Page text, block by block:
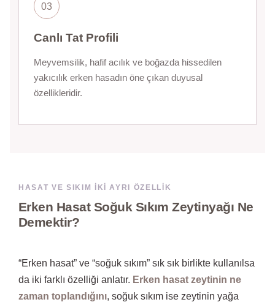
03
Canlı Tat Profili
Meyvemsilik, hafif acılık ve boğazda hissedilen
yakıcılık erken hasadın öne çıkan duyusal
özellikleridir.
HASAT VE SIKIM IKI AYRI ÖZELLIK
Erken Hasat Soğuk Sıkım Zeytinyağı Ne
Demektir?
“Erken hasat” ve “soğuk sıkım” sık sık birlikte kullanılsa
da iki farklı özelliği anlatır. Erken hasat zeytinin ne
zaman toplandığını, soğuk sıkım ise zeytinin yağa